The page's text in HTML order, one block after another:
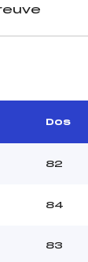
Dos
82
84
83